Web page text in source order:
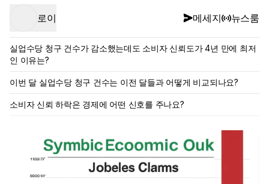
로이 메세지 뉴스룸
실업수당 청구 건수가 감소했는데도 소비자 신뢰도가 4년 만에 최저
인 이유는?
이번 달 실업수당 청구 건수는 이전 달들과 어떻게 비교되나요?
소비자 신뢰 하락은 경제에 어떤 신호를 주나요?